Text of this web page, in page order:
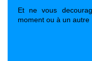
Et ne vous
moment ou à un autre